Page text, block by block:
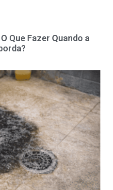
Que Fazer Quando a